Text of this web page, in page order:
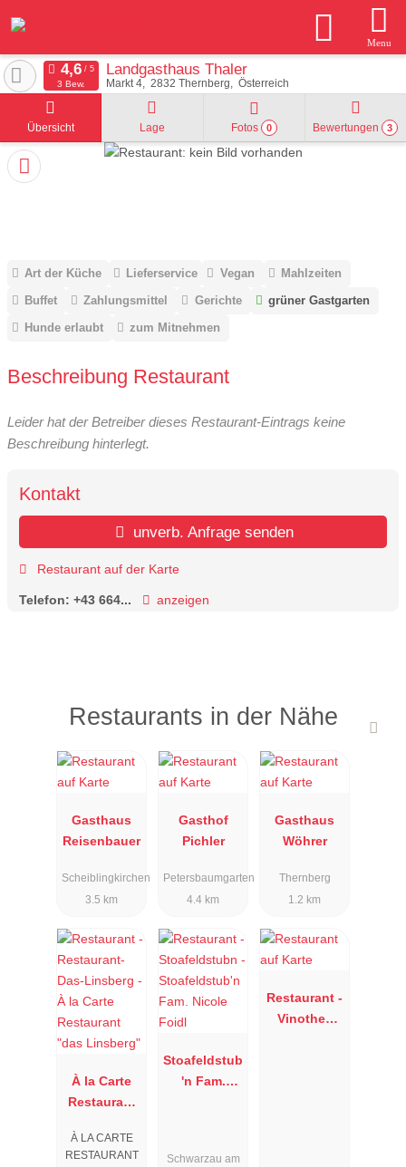
Menu
Landgasthaus Thaler
Markt 4 2832 Thernberg Österreich
3 Bew.
Übersicht Lage Fotos 0 Bewertungen 3
Art der Küche Lieferservice Vegan
Mahlzeiten
Buffet
Zahlungsmittel Gerichte
grüner Gastgarten
Hunde erlaubt
zum Mitnehmen
Beschreibung Restaurant
Leider hat der Betreiber dieses Restaurant-Eintrags keine
Beschreibung hinterlegt.
Kontakt
unverb. Anfrage senden
Restaurant auf der Karte
Telefon: +43 664... anzeigen
Restaurants in der Nähe
Gasthaus
Reisenbauer
Scheiblingkirchen
3.5 km
Gasthof
Pichler
Petersbaumgarten
4.4 km
Gasthaus
Wöhrer
Thernberg
1.2 km
À la Carte
Restaurant
Linsberg"
À LA CARTE
RESTAURANT
Stoafeldstub
'n Fam.
Schwarzau am
Restaurant -
Vinothek